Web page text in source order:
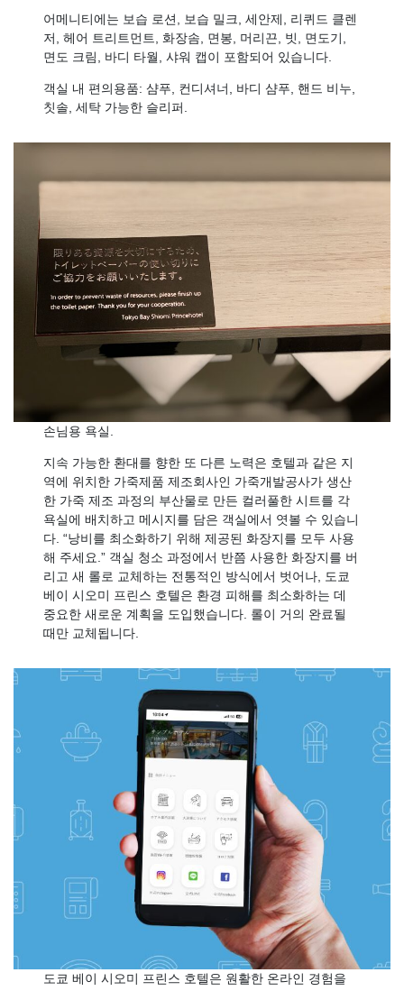
어메니티에는 보습 로션, 보습 밀크, 세안제, 리퀴드 클렌
저, 헤어 트리트먼트, 화장솜, 면봉, 머리끈, 빗, 면도기,
면도 크림, 바디 타월, 샤워 캡이 포함되어 있습니다.
객실 내 편의용품: 샴푸, 컨디셔너, 바디 샴푸, 핸드 비누,
칫솔, 세탁 가능한 슬리퍼.
손님용 욕실.
지속 가능한 환대를 향한 또 다른 노력은 호텔과 같은 지
역에 위치한 가죽제품 제조회사인 가죽개발공사가 생산
한 가죽 제조 과정의 부산물로 만든 컬러풀한 시트를 각
욕실에 배치하고 메시지를 담은 객실에서 엿볼 수 있습니
다. “낭비를 최소화하기 위해 제공된 화장지를 모두 사용
해 주세요.” 객실 청소 과정에서 반쯤 사용한 화장지를 버
리고 새 롤로 교체하는 전통적인 방식에서 벗어나, 도쿄
베이 시오미 프린스 호텔은 환경 피해를 최소화하는 데
중요한 새로운 계획을 도입했습니다. 롤이 거의 완료될
때만 교체됩니다.
도쿄 베이 시오미 프린스 호텔은 원활한 온라인 경험을